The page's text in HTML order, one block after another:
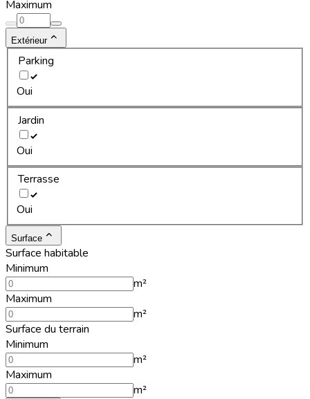
Maximum
Extérieur
Parking
Oui
Jardin
Oui
Terrasse
Oui
Surface
Surface habitable
Minimum
m²
Maximum
m²
Surface du terrain
Minimum
m²
Maximum
m²